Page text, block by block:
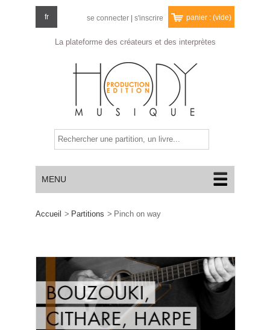
La plateforme des créateurs et des interprètes
fr se connecter s'inscrire panier : (vide)
MENU
Accueil > Partitions > Pinch on way